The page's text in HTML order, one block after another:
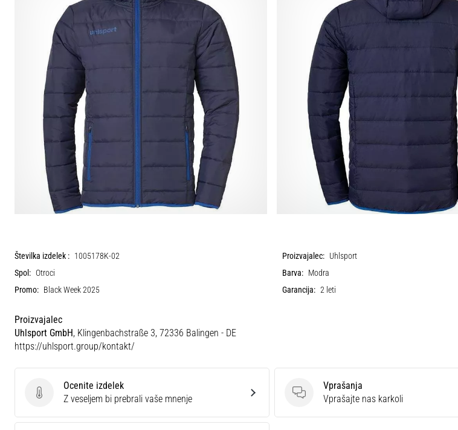
Številka izdelek : 1005178K-02 Proizvajalec: Uhlsport
Spol: Otroci Barva: Modra
Promo: Black Week 2025 Garancija: 2 leti
Proizvajalec
Uhlsport GmbH, Klingenbachstraße 3, 72336 Balingen - DE
https://uhlsport.group/kontakt/
Ocenite izdelek
Ocenite izdelek
Z veseljem bi prebrali vaše mnenje
Vprašanja
Vprašanja
Vprašajte nas karkoli